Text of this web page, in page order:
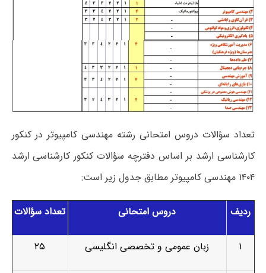
تعداد سؤالات دروس امتحانی رشته مهندسی کامپیوتر در کنکور
کارشناسی ارشد بر اساس دفترچه سؤالات کنکور کارشناسی ارشد
۱۴۰۴ مهندسی کامپیوتر مطابق جدول زیر است:
ردیف دروس امتحانی تعداد سؤالات
۱ زبان عمومی و تخصصی انگلیسی ۲۵